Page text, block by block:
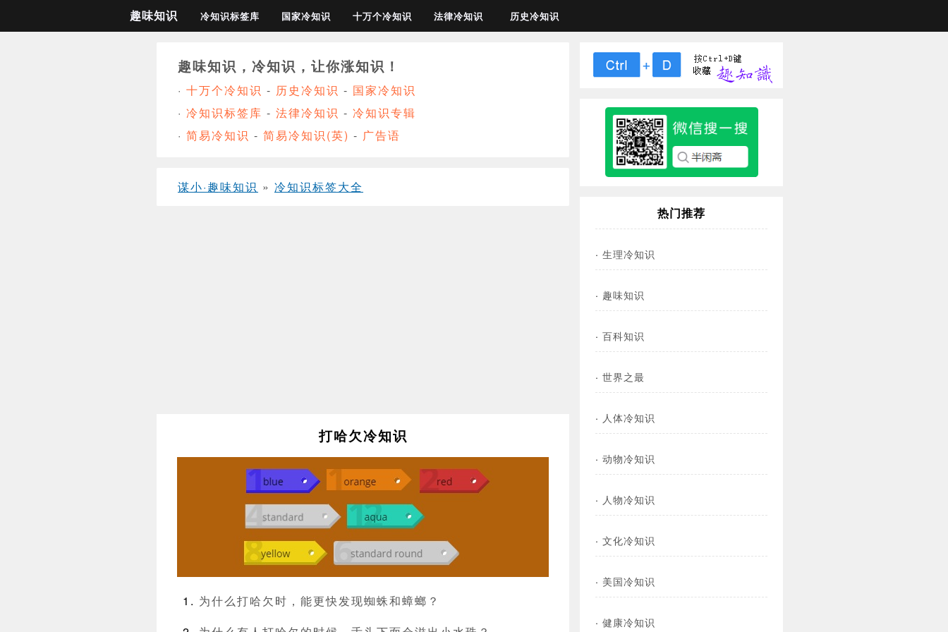
趣味知识 冷知识标签库 国家冷知识 十万个冷知识 法律冷知识 历史冷知识
趣味知识，冷知识，让你涨知识！
· 十万个冷知识 - 历史冷知识 - 国家冷知识
· 冷知识标签库 - 法律冷知识 - 冷知识专辑
· 简易冷知识 - 简易冷知识(英) - 广告语
谋小·趣味知识 » 冷知识标签大全
打哈欠冷知识
为什么打哈欠时，能更快发现蜘蛛和蟑螂？
热门推荐
· 生理冷知识
· 趣味知识
· 百科知识
· 世界之最
· 人体冷知识
· 动物冷知识
· 人物冷知识
· 文化冷知识
· 美国冷知识
· 健康冷知识